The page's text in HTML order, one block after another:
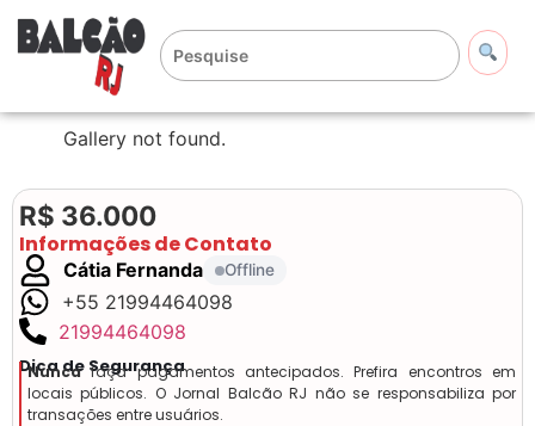
Gallery not found.
R$ 36.000
Informações de Contato
Cátia Fernanda Offline
+55 21994464098
21994464098
Dica de Segurança
Nuncafaça pagamentos antecipados. Prefira encontros em
locais públicos. O Jornal Balcão RJ não se responsabiliza por
transações entre usuários.